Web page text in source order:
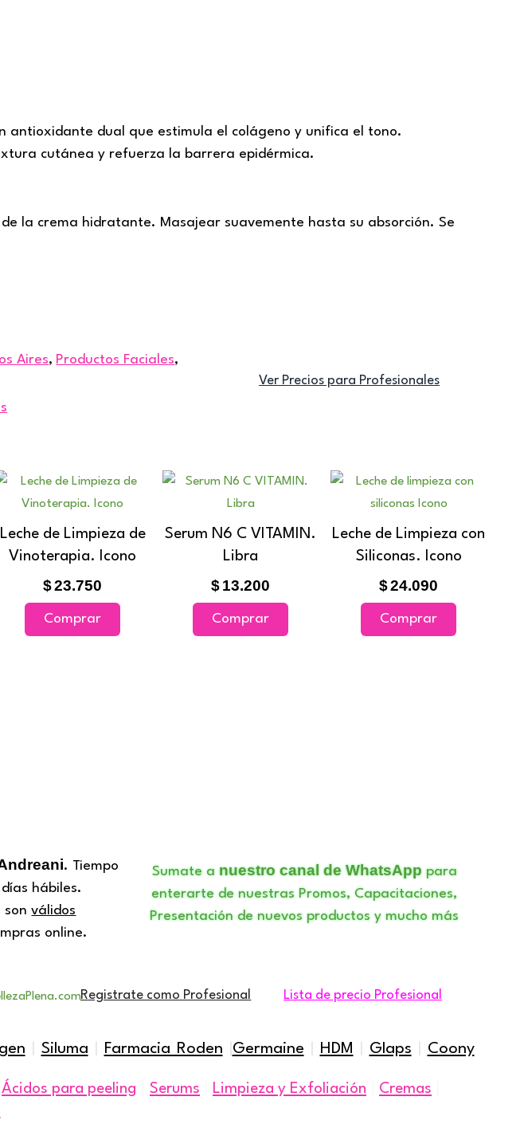
antioxidante dual que estimula el colágeno y unifica el tono.
cutánea y refuerza la barrera epidérmica.
la crema hidratante. Masajear suavemente hasta su absorción. Se
Aires, Productos Faciales,
Ver Precios para Profesionales
Leche de Limpieza de
Vinoterapia. Icono
$23.750
Comprar
Serum N6 C VITAMIN.
Libra
$13.200
Comprar
Leche de Limpieza con
Siliconas. Icono
$24.090
Comprar
. Tiempo
hábiles.
sonválidos
online.
Sumate a nuestro canal de WhatsApppara
enterarte de nuestras Promos, Capacitaciones,
Presentación de nuevos productos y mucho más
Registrate como Profesional Lista de precio Profesional
Siluma Farmacia Roden Germaine HDM Glaps Coony
Ácidos para peeling Serums Limpieza y Exfoliación Cremas